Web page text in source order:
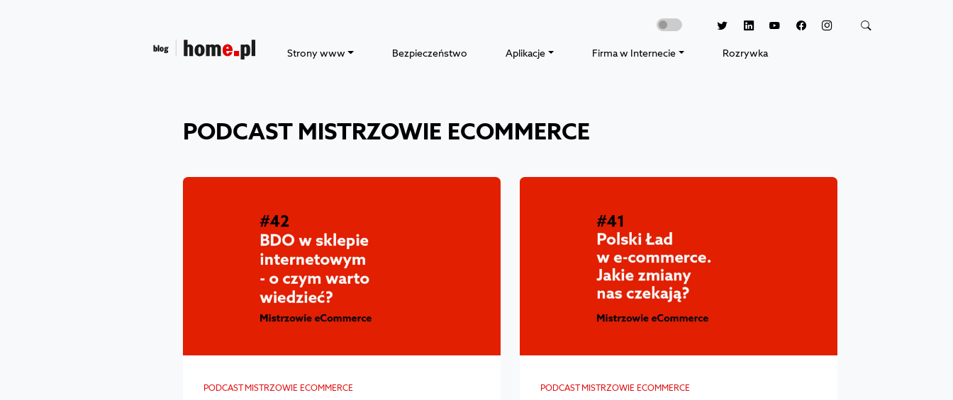
Strony www Bezpieczeństwo Aplikacje Firma w Internecie Rozrywka
PODCAST MISTRZOWIE ECOMMERCE
PODCAST MISTRZOWIE ECOMMERCE PODCAST MISTRZOWIE ECOMMERCE